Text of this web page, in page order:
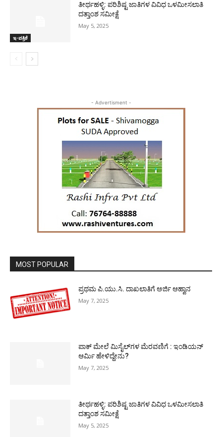
ಇ-ಪತ್ರಿಕೆ
ತೀರ್ಥಹಳ್ಳಿ: ಪರಿಶಿಷ್ಟ ಜಾತಿಗಳ ವಿವಿಧ ಒಳಮೀಸಲಾತಿ
ದತ್ತಾಂಶ ಸಮೀಕ್ಷೆ
May 5, 2025
- Advertisment -
MOST POPULAR
ಪ್ರಥಮ ಪಿ.ಯು.ಸಿ. ದಾಖಲಾತಿಗೆ ಅರ್ಜಿ ಆಹ್ವಾನ
May 7, 2025
ಪಾಕ್​ ಮೇಲೆ ಮಿಸೈಲ್​ಗಳ ಮೆರವಣಿಗೆ : ಇಂಡಿಯನ್
ಆರ್ಮಿ ಹೇಳಿದ್ದೇನು?
May 7, 2025
ತೀರ್ಥಹಳ್ಳಿ: ಪರಿಶಿಷ್ಟ ಜಾತಿಗಳ ವಿವಿಧ ಒಳಮೀಸಲಾತಿ
ದತ್ತಾಂಶ ಸಮೀಕ್ಷೆ
May 5, 2025